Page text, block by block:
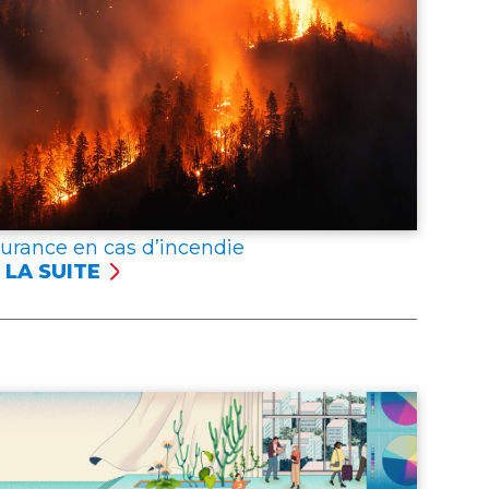
en cas d’incendie
LA SUITE